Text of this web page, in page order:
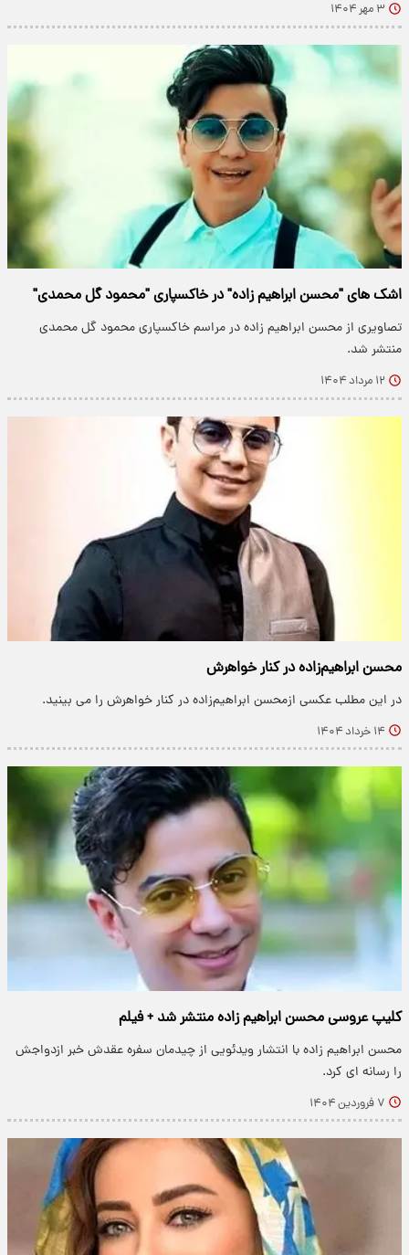
۳ مهر ۱۴۰۴
اشک های "محسن ابراهیم زاده" در خاکسپاری "محمود گل محمدی"
تصاویری از محسن ابراهیم زاده در مراسم خاکسپاری محمود گل محمدی
منتشر شد.
۱۲ مرداد ۱۴۰۴
محسن ابراهیم‌زاده در کنار خواهرش
در این مطلب عکسی ازمحسن ابراهیم‌زاده در کنار خواهرش را می بینید.
۱۴ خرداد ۱۴۰۴
کلیپ عروسی محسن ابراهیم زاده منتشر شد + فیلم
محسن ابراهیم زاده با انتشار ویدئویی از چیدمان سفره عقدش خبر ازدواجش
را رسانه ای کرد.
۷ فروردین ۱۴۰۴